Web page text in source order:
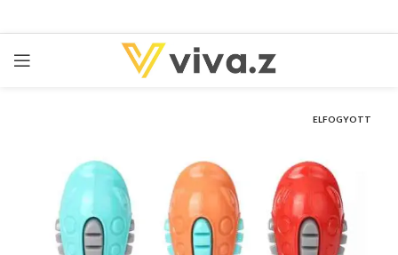
ELFOGYOTT